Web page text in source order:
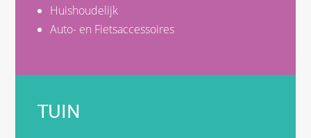
Huishoudelijk
Auto- en Fietsaccessoires
TUIN